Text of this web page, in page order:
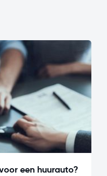
een huurauto?